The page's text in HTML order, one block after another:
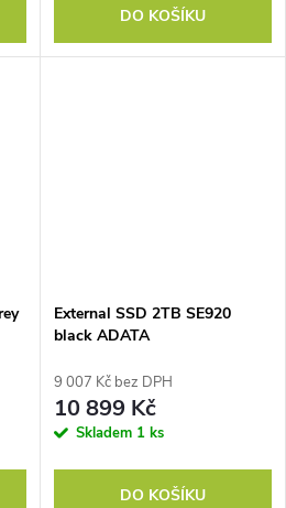
DO KOŠÍKU
External SSD 2TB SE920
black ADATA
9 007 Kč bez DPH
10 899 Kč
Skladem 1 ks
DO KOŠÍKU